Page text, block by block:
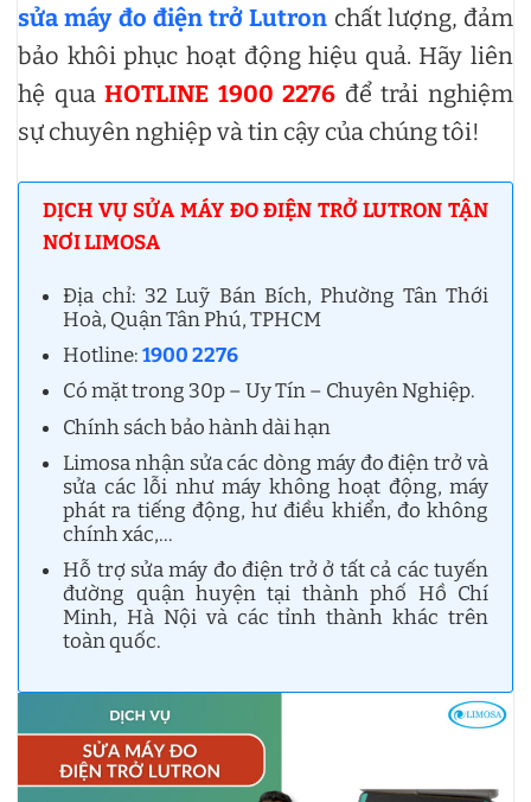
sửa máy đo điện trở Lutron chất lượng, đảm
bảo khôi phục hoạt động hiệu quả. Hãy liên
hệ quaHOTLINE 1900 2276 để trải nghiệm
sự chuyên nghiệp và tin cậy của chúng tôi!
DỊCH VỤ SỬA MÁY ĐO ĐIỆN TRỞ LUTRON TẬN
NƠI LIMOSA
Địa chỉ: 32 Luỹ Bán Bích, Phường Tân Thới
Hoà, Quận Tân Phú, TPHCM
Hotline:1900 2276
Có mặt trong 30p – Uy Tín – Chuyên Nghiệp.
Chính sách bảo hành dài hạn
Limosa nhận sửa các dòng máy đo điện trở và
sửa các lỗi như máy không hoạt động, máy
phát ra tiếng động, hư điều khiển, đo không
chính xác,…
Hỗ trợ sửa máy đo điện trở ở tất cả các tuyến
đường quận huyện tại thành phố Hồ Chí
Minh, Hà Nội và các tỉnh thành khác trên
toàn quốc.